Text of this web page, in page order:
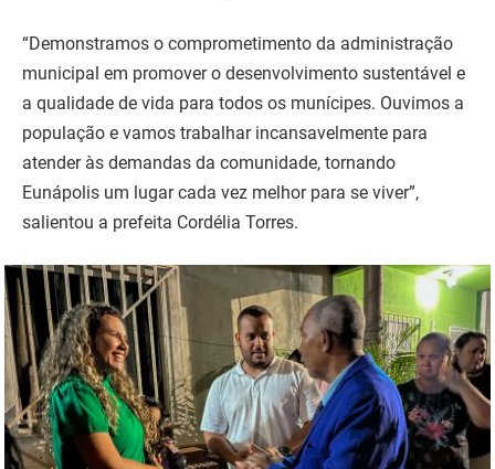
“Demonstramos o comprometimento da administração
municipal em promover o desenvolvimento sustentável e
a qualidade de vida para todos os munícipes. Ouvimos a
população e vamos trabalhar incansavelmente para
atender às demandas da comunidade, tornando
Eunápolis um lugar cada vez melhor para se viver”,
salientou a prefeita Cordélia Torres.